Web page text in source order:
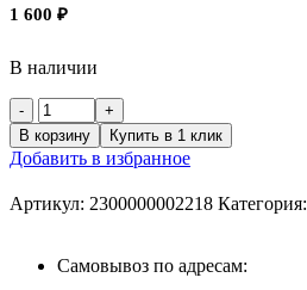
1 600 ₽
В наличии
В корзину Купить в 1 клик
Добавить в избранное
Артикул: 2300000002218 Категория:
Самовывоз по адресам: